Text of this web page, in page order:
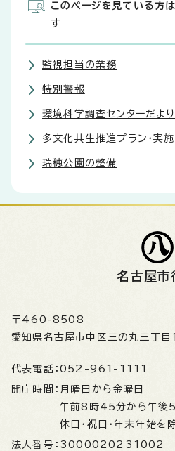
このページを見ている方
す
監視担当の業務
特別警報
環境科学調査センターだより
多文化共生推進プラン・実
瑞穂公園の整備
名古屋市
〒460-8508
愛知県名古屋市中区三の丸三丁
代表電話： 052-961-1111
開庁時間： 月曜日から金曜日
午前8時45分から午後
休日・祝日・年末年始を
法人番号： 3000020231002